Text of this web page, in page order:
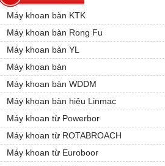
Máy khoan bàn KTK
Máy khoan bàn Rong Fu
Máy khoan bàn YL
Máy khoan bàn
Máy khoan bàn WDDM
Máy khoan bàn hiệu Linmac
Máy khoan từ Powerbor
Máy khoan từ ROTABROACH
Máy khoan từ Euroboor